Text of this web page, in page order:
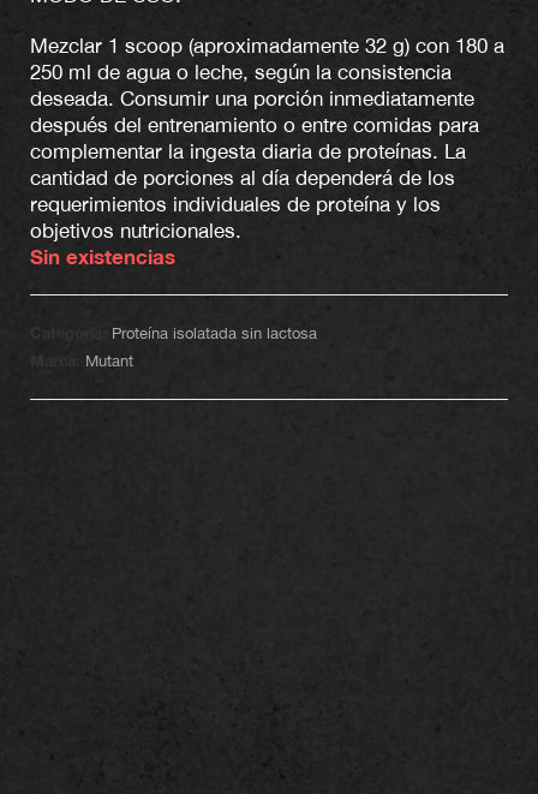
Mezclar 1 scoop (aproximadamente 32 g) con 180 a
250 ml de agua o leche, según la consistencia
deseada. Consumir una porción inmediatamente
después del entrenamiento o entre comidas para
complementar la ingesta diaria de proteínas. La
cantidad de porciones al día dependerá de los
requerimientos individuales de proteína y los
objetivos nutricionales.
Sin existencias
Categoría: Proteína isolatada sin lactosa
Mutant